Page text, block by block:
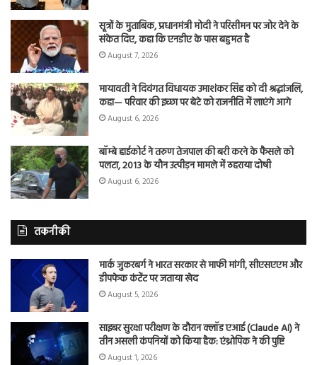
सूत्रों के मुताबिक, प्रधानमंत्री मोदी ने परिसीमन पर जोर देने के
संकेत दिए, कहा कि एनडीए के पास बहुमत है
August 7, 2026
मायावती ने दिवंगत विधायक उमाशंकर सिंह को दी श्रद्धांजलि,
कहा— परिवार की इच्छा पर बेटे को राजनीति में लाएंगे आगे
August 6, 2026
बॉम्बे हाईकोर्ट ने तरुण तेजपाल की बरी करने के फैसले को
पलटा, 2013 के यौन उत्पीड़न मामले में ठहराया दोषी
August 6, 2026
तकनीकी
मार्क जुकरबर्ग ने भारत सरकार से माफी मांगी, सीएसएएम और
डीपफेक कंटेंट पर जताया खेद
August 5, 2026
साइबर सुरक्षा परीक्षण के दौरान क्लॉड एआई (Claude AI) ने
तीन असली कंपनियों को किया हैक: एंथ्रोपिक ने की पुष्टि
August 1, 2026